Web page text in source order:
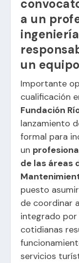
a un
un
Importante
cualificación
Fundación
lanzamiento
formal para
un
de las áreas
puesto
de coordinar
integrado por
cotidianas
servicios